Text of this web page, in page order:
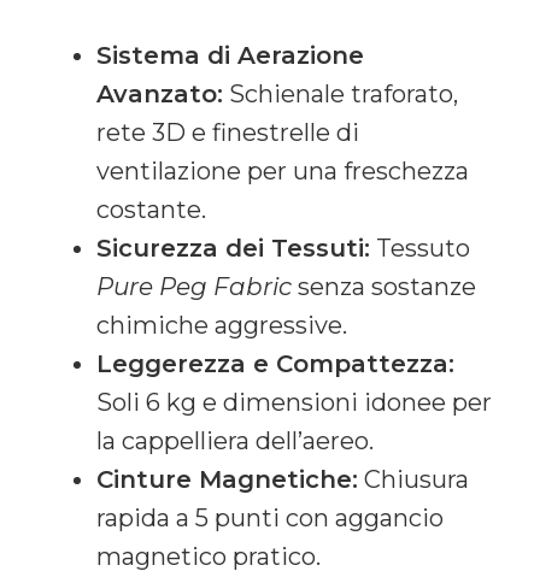
Sistema di Aerazione
Avanzato: Schienale traforato,
rete 3D e finestrelle di
ventilazione per una freschezza
costante.
Sicurezza dei Tessuti: Tessuto
Pure Peg Fabric senza sostanze
chimiche aggressive.
Leggerezza e Compattezza:
Soli 6 kg e dimensioni idonee per
la cappelliera dell’aereo.
Cinture Magnetiche: Chiusura
rapida a 5 punti con aggancio
magnetico pratico.